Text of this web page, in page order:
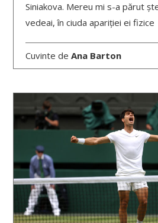
Siniakova. Mereu mi s-a părut
vedeai, în ciuda apariției ei fizice
Cuvinte deAna Barton